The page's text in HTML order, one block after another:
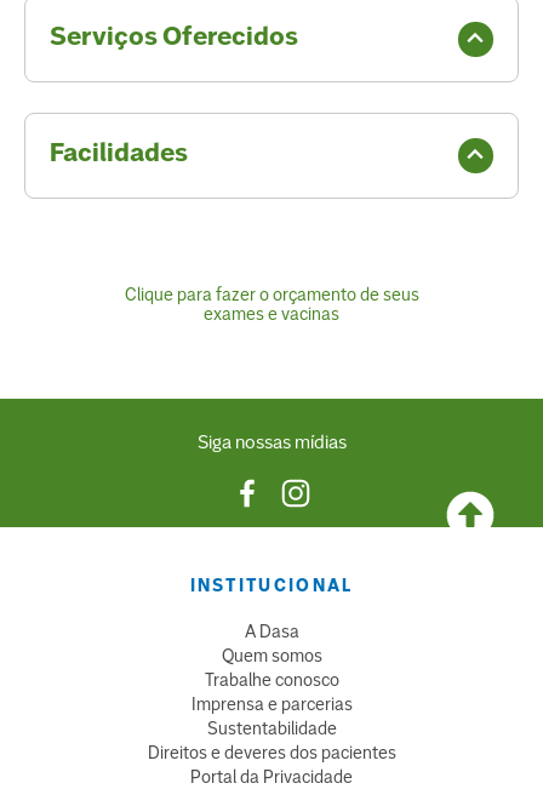
Serviços Oferecidos
Facilidades
Clique para fazer o orçamento de seus
exames e vacinas
Siga nossas mídias
INSTITUCIONAL
A Dasa
Quem somos
Trabalhe conosco
Imprensa e parcerias
Sustentabilidade
Direitos e deveres dos pacientes
Portal da Privacidade